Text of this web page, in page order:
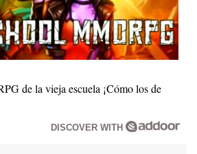
de la vieja escuela ¡Cómo los de
DISCOVER WITH